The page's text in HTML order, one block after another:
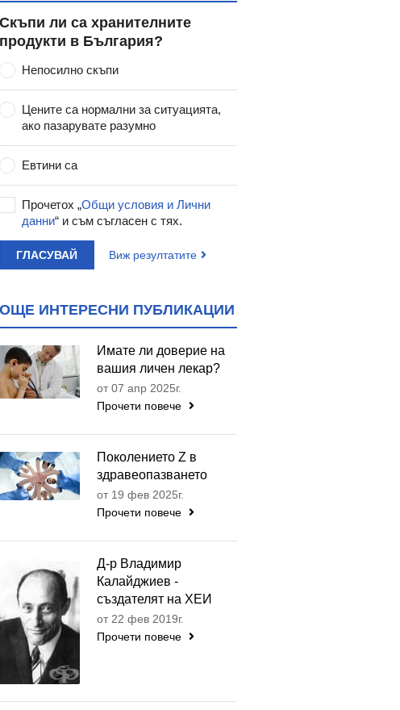
Скъпи ли са хранителните
продукти в България?
Непосилно скъпи
Цените са нормални за ситуацията,
ако пазарувате разумно
Евтини са
Прочетох „Общи условия и Лични
данни“ и съм съгласен с тях.
ГЛАСУВАЙ Виж резултатите
ОЩЕ ИНТЕРЕСНИ ПУБЛИКАЦИИ
Имате ли доверие на
вашия личен лекар?
от 07 апр 2025г.
Прочети повече
Поколението Z в
здравеопазването
от 19 фев 2025г.
Прочети повече
Д-р Владимир
Калайджиев -
създателят на ХЕИ
от 22 фев 2019г.
Прочети повече